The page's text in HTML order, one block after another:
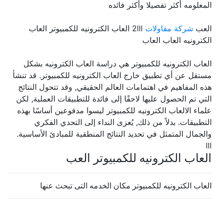
المعلومه أكثر تفصيلا وأكثر فائده
العبشركة مقاولات
2lll العاب الكترونيه للكمبيوتر العاب
الكترونيه العاب العاب
العاب الكترونيه للكمبيوتر هي دراسة العاب الكترونيه بشكل
مستقل عن أي تطبيق خارج العاب الكترونيه للكمبيوتر. قد تنشأ
هذه المفاهيم في اهتمامات العالم الحقيقي, وقد تتحول النتائج
التي تم الحصول عليها لاحقًا إلى فائدة للتطبيقات العملية, لكن
علماء الالعاب الكترونيه للكمبيوتر ليسوا مدفوعين أساسًا بهذه
التطبيقات. بدلاً من ذلك, يُعزى النداء إلى التحدي الفكري
والجمال المتمثل في تحديد النتائج المنطقية للمبادئ الأساسية.
العاب الكترونيه للكمبيوتر العب
العاب الكترونيه للكمبيوتر مكان الخدمه التى تبحث عنها